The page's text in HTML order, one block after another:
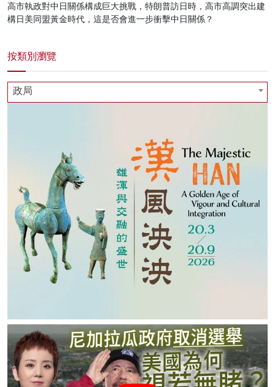
高市執政對中日關係構成巨大挑戰，特朗普訪日時，高市高調突出建
構日美同盟黃金時代，這是否會進一步衝擊中日關係？
按類別瀏覽
政局